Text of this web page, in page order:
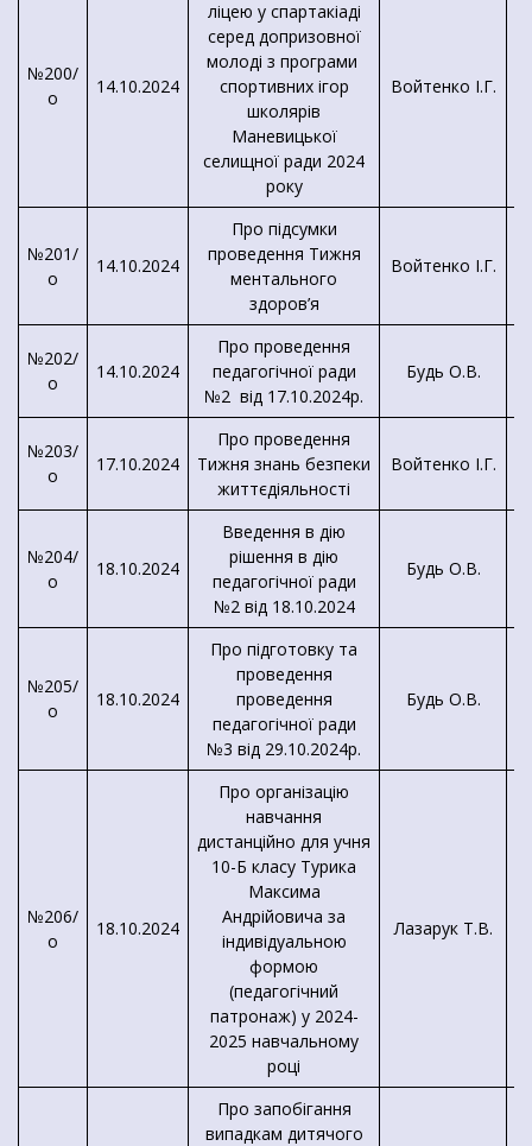
№200/
о
14.10.2024
ліцею у спартакіаді
серед допризовної
молоді з програми
спортивних ігор
школярів
Маневицької
селищної ради 2024
року
Войтенко І.Г.
№201/
о
14.10.2024
Про підсумки
проведення Тижня
ментального
здоров’я
Войтенко І.Г.
№202/
о
14.10.2024
Про проведення
педагогічної ради
№2 від 17.10.2024р.
Будь О.В.
№203/
о
17.10.2024
Про проведення
Тижня знань безпеки
життєдіяльності
Войтенко І.Г.
№204/
о
18.10.2024
Введення в дію
рішення в дію
педагогічної ради
№2 від 18.10.2024
Будь О.В.
№205/
о
18.10.2024
Про підготовку та
проведення
проведення
педагогічної ради
№3 від 29.10.2024р.
Будь О.В.
№206/
о
18.10.2024
Про організацію
навчання
дистанційно для учня
10-Б класу Турика
Максима
Андрійовича за
індивідуальною
формою
(педагогічний
патронаж) у 2024-
2025 навчальному
році
Лазарук Т.В.
Про запобігання
випадкам дитячого